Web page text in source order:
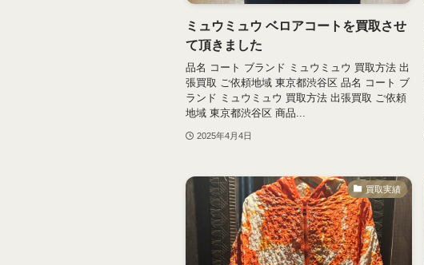
ミュウミュウ ベロアコートを買取させ
て頂きました
品名 コート ブランド ミュウミュウ 買取方法 出
張買取 ご依頼地域 東京都渋谷区 品名 コート ブ
ランド ミュウミュウ 買取方法 出張買取 ご依頼
地域 東京都渋谷区 商品...
2025年4月4日
買取実績